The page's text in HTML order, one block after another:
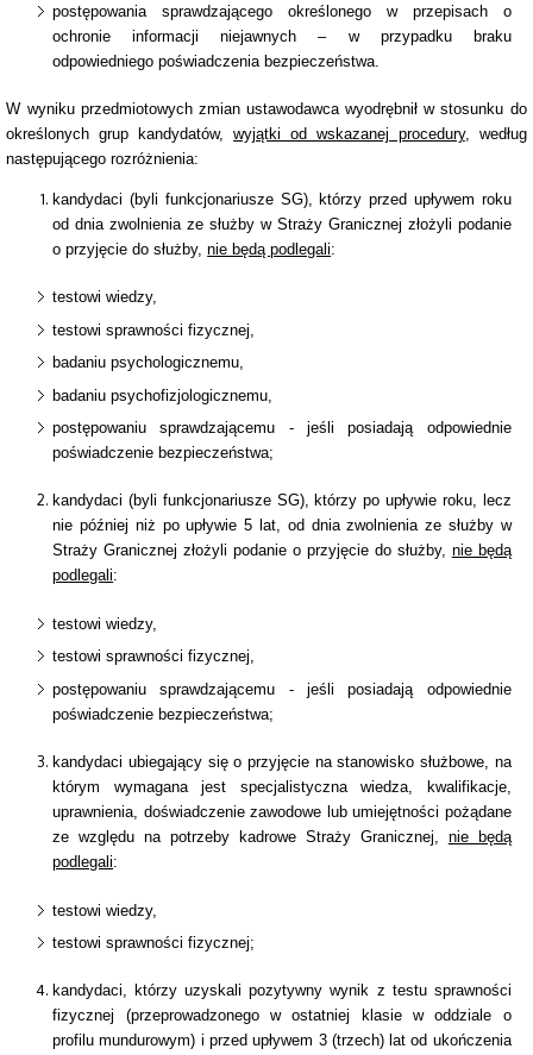
postępowania sprawdzającego określonego w przepisach o
ochronie informacji niejawnych – w przypadku braku
odpowiedniego poświadczenia bezpieczeństwa.
W wyniku przedmiotowych zmian ustawodawca wyodrębnił w stosunku do
określonych grup kandydatów,wyjątki od wskazanej procedury, według
następującego rozróżnienia:
kandydaci (byli funkcjonariusze SG), którzy przed upływem roku
od dnia zwolnienia ze służby w Straży Granicznej złożyli podanie
o przyjęcie do służby,nie będą podlegali:
testowi wiedzy,
testowi sprawności fizycznej,
badaniu psychologicznemu,
badaniu psychofizjologicznemu,
postępowaniu sprawdzającemu - jeśli posiadają odpowiednie
poświadczenie bezpieczeństwa;
kandydaci (byli funkcjonariusze SG), którzy po upływie roku, lecz
nie później niż po upływie 5 lat, od dnia zwolnienia ze służby w
Straży Granicznej złożyli podanie o przyjęcie do służby, nie będą
podlegali:
testowi wiedzy,
testowi sprawności fizycznej,
postępowaniu sprawdzającemu - jeśli posiadają odpowiednie
poświadczenie bezpieczeństwa;
kandydaci ubiegający się o przyjęcie na stanowisko służbowe, na
którym wymagana jest specjalistyczna wiedza, kwalifikacje,
uprawnienia, doświadczenie zawodowe lub umiejętności pożądane
ze względu na potrzeby kadrowe Straży Granicznej, nie będą
podlegali:
testowi wiedzy,
testowi sprawności fizycznej;
kandydaci, którzy uzyskali pozytywny wynik z testu sprawności
fizycznej (przeprowadzonego w ostatniej klasie w oddziale o
profilu mundurowym) i przed upływem 3 (trzech) lat od ukończenia